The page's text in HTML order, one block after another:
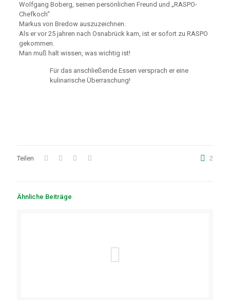
Wolfgang Boberg, seinen persönlichen Freund und „RASPO-
Chefkoch“
Markus von Bredowauszuzeichnen.
Als er vor 25 jahren nach Osnabrück kam, ist er sofort zu RASPO
gekommen.
Man muß halt wissen, was wichtig ist!
Für das anschließende Essen versprach er eine
kulinarische Überraschung!
Teilen 2
Ähnliche Beiträge